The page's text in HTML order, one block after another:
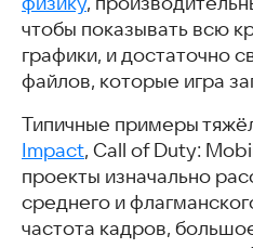
Скачать приложения для
производительности
Настройки игры и
Лайт-версии игр для
выживания: ЛАЙТ
Closed Area Lite — Закрытая
ePSXe for Android —
для Android
Скачать облегчённые
чтобы показывать всю
графики, и достаточно
файлов, которые игра
Типичные примеры
Impact, Call of Duty:
проекты изначально
среднего и
частота кадров,